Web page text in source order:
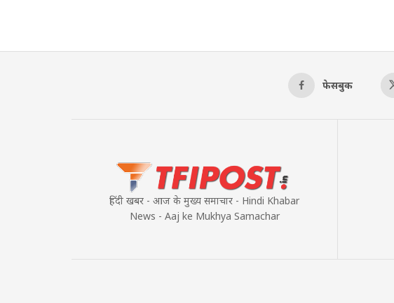
फेसबुक
हिंदी खबर - आज के मुख्य समाचार - Hindi Khabar
News - Aaj ke Mukhya Samachar